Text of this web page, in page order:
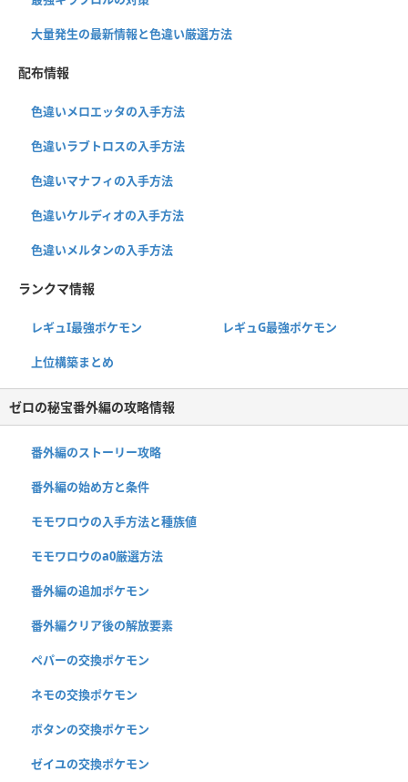
大量発生の最新情報と色違い厳選方法
配布情報
色違いメロエッタの入手方法
色違いラブトロスの入手方法
色違いマナフィの入手方法
色違いケルディオの入手方法
色違いメルタンの入手方法
ランクマ情報
レギュI最強ポケモン レギュG最強ポケモン
上位構築まとめ
ゼロの秘宝番外編の攻略情報
番外編のストーリー攻略
番外編の始め方と条件
モモワロウの入手方法と種族値
モモワロウのa0厳選方法
番外編の追加ポケモン
番外編クリア後の解放要素
ペパーの交換ポケモン
ネモの交換ポケモン
ボタンの交換ポケモン
ゼイユの交換ポケモン